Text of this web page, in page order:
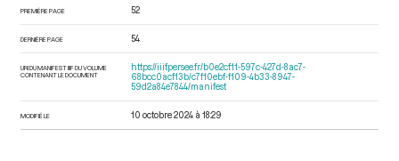
PREMIÈRE PAGE 52
DERNIÈRE PAGE 54
URI DU MANIFEST IIIF DU VOLUME
CONTENANT LE DOCUMENT
https://iiif.persee.fr/b0e2cf11-597c-427d-8ac7-
68bcc0acf13b/c7f10ebf-f109-4b33-8947-
59d2a84e7844/manifest
MODIFIÉ LE 10 octobre 2024 à 18:29